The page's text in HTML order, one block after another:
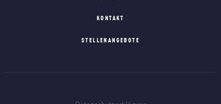
KONTAKT
STELLENANGEBOTE